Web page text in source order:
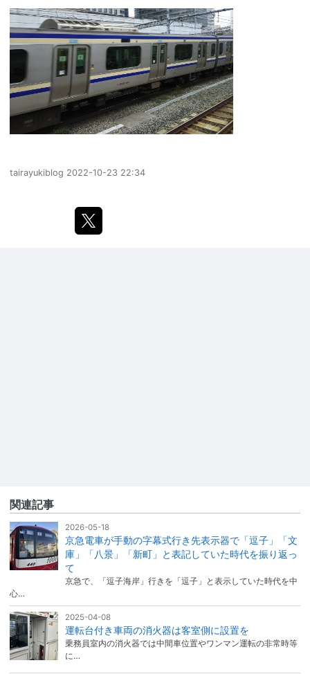
tairayukiblog 2022-10-23 22:34
関連記事
2026-05-18
京急電車が手動の字幕式行き先表示器で「逗子」「文
庫」「八景」「新町」と表記していた時代を振り返っ
て
京急で、「逗子海岸」行きを「逗子」と表示していた時代を中
心…
2025-04-08
運転台付き車両の消火器は客室側に設置を
乗務員室内の消火器では中間車位置やワンマン運転の非常時等
に…